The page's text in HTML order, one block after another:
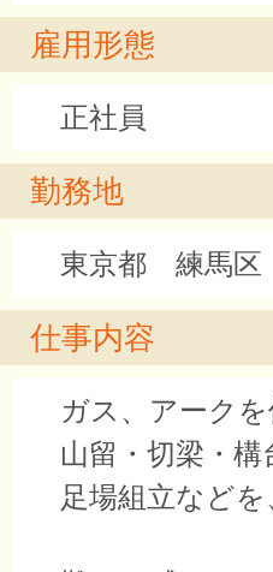
雇用形態
正社員
勤務地
東京都 練馬区
仕事内容
ガス、アークを
山留・切梁・
足場組立などを